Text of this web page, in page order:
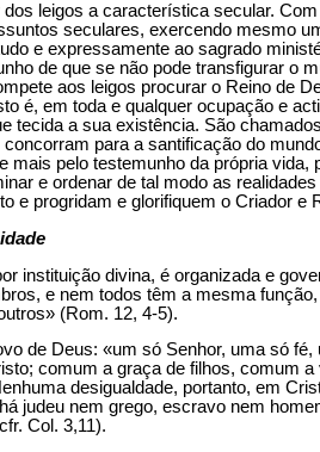
dos leigos a característica secular.
seculares, exercendo mesmo
e expressamente ao sagrado
de que se não pode transfigurar o
aos leigos procurar o Reino de
é, em toda e qualquer ocupação e
tecida a sua existência. São
para a santificação do
mais pelo testemunho da própria
e ordenar de tal modo as
e progridam e glorifiquem o Criador e
instituição divina, é organizada e
e nem todos têm a mesma
(Rom. 12, 4-5).
de Deus: «um só Senhor, uma só
comum a graça de filhos, comum
desigualdade, portanto, em
judeu nem grego, escravo nem
Col. 3,11).